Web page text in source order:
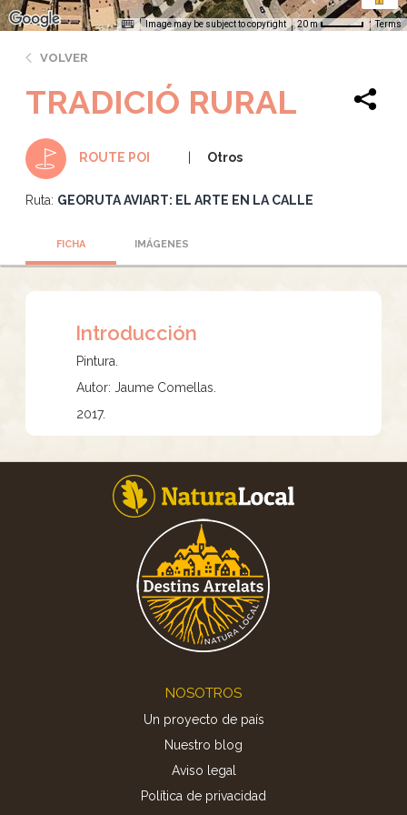
Image may be subject to copyright 20 m Terms
VOLVER
TRADICIÓ RURAL
ROUTE POI Otros
Ruta: GEORUTA AVIART: EL ARTE EN LA CALLE
FICHA IMÁGENES
Introducción
Pintura.
Autor: Jaume Comellas.
2017.
NOSOTROS
Un proyecto de país
Nuestro blog
Aviso legal
Política de privacidad